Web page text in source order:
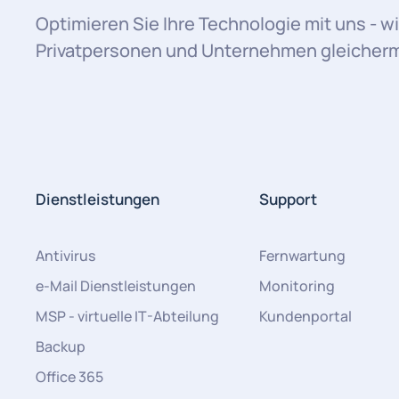
Optimieren Sie Ihre Technologie mit uns -
Privatpersonen und Unternehmen
Dienstleistungen
Antivirus
e-Mail Dienstleistungen
MSP - virtuelle IT-Abteilung
Backup
Office 365
Support
Fernwartung
Monitoring
Kundenportal